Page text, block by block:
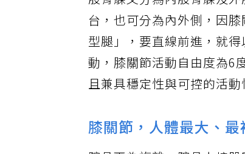
股骨髁又分為內股骨髁及
台，也可分為內外側，因
型腿」，要直線前進，就
動，膝關節活動自由度為6
且兼具穩定性與可控的活
膝關節，人體最大、最